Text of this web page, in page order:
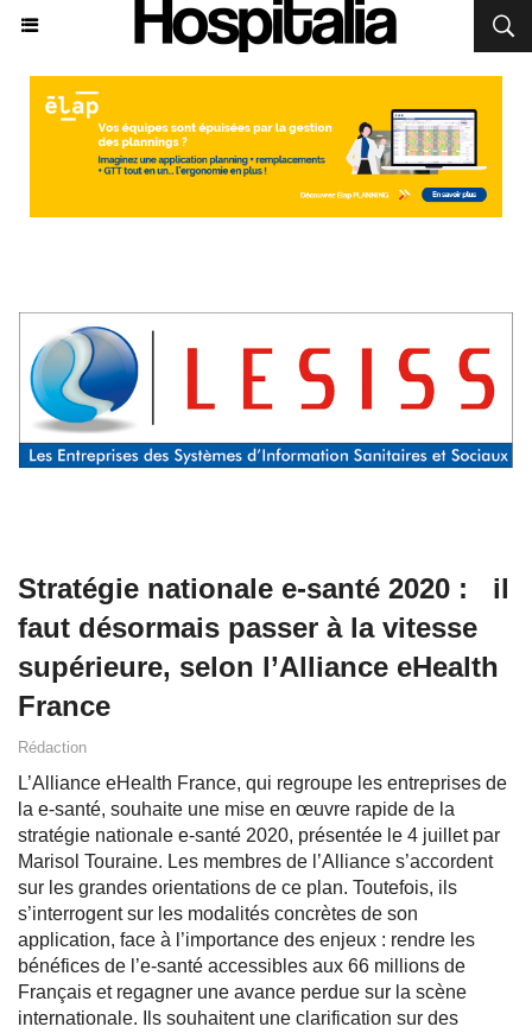
Stratégie nationale e-santé 2020 : il
faut désormais passer à la vitesse
supérieure, selon l’Alliance eHealth
France
Rédaction
L’Alliance eHealth France, qui regroupe les entreprises de
la e-santé, souhaite une mise en œuvre rapide de la
stratégie nationale e-santé 2020, présentée le 4 juillet par
Marisol Touraine. Les membres de l’Alliance s’accordent
sur les grandes orientations de ce plan. Toutefois, ils
s’interrogent sur les modalités concrètes de son
application, face à l’importance des enjeux : rendre les
bénéfices de l’e-santé accessibles aux 66 millions de
Français et regagner une avance perdue sur la scène
internationale. Ils souhaitent une clarification sur des